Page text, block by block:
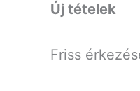
Új tételek
Friss